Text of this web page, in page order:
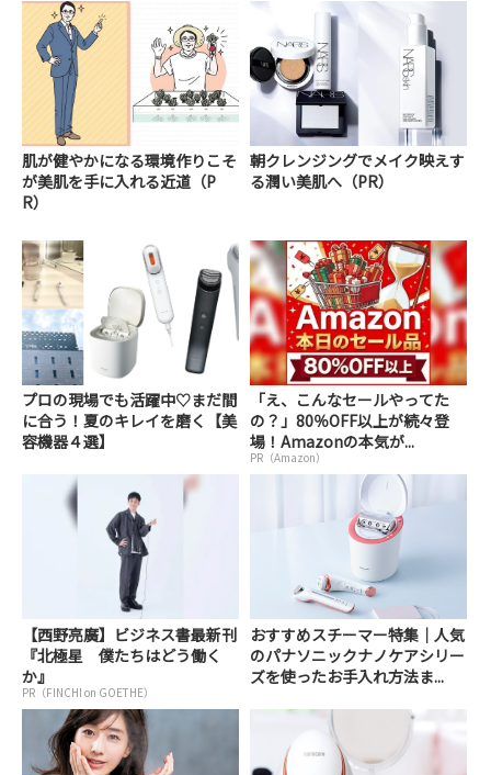
肌が健やかになる環境作りこそ
が美肌を手に入れる近道（P
R）
朝クレンジングでメイク映えす
る潤い美肌へ（PR）
プロの現場でも活躍中♡まだ間
に合う！夏のキレイを磨く【美
容機器４選】
「え、こんなセールやってた
の？」80％OFF以上が続々登
場！Amazonの本気が...
PR（Amazon）
【西野亮廣】ビジネス書最新刊
『北極星 僕たちはどう働く
か』
PR（FINCHI on GOETHE）
おすすめスチーマー特集｜人気
のパナソニックナノケアシリー
ズを使ったお手入れ方法ま...